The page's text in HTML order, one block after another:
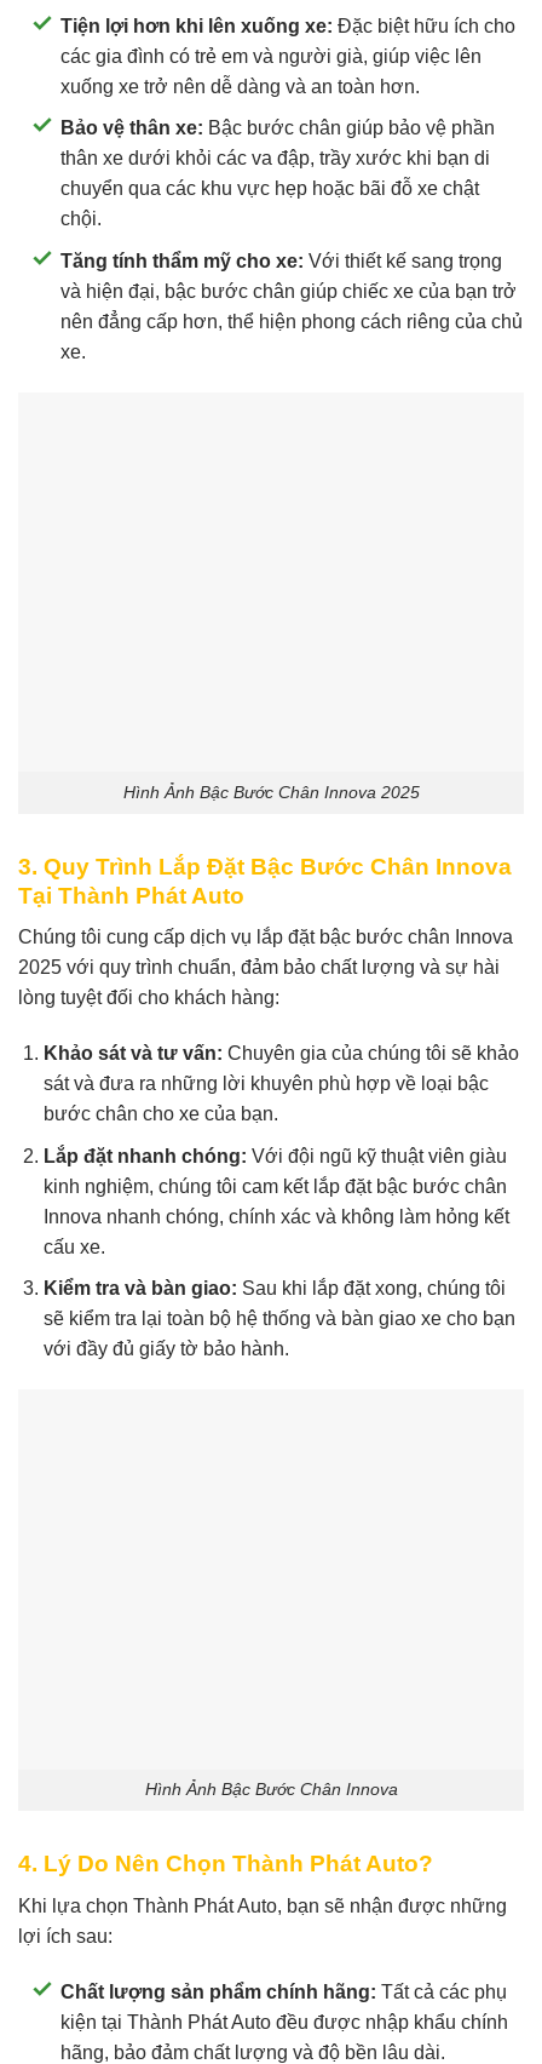
Tiện lợi hơn khi lên xuống xe: Đặc biệt hữu ích cho
các gia đình có trẻ em và người già, giúp việc lên
xuống xe trở nên dễ dàng và an toàn hơn.
Bảo vệ thân xe: Bậc bước chân giúp bảo vệ phần
thân xe dưới khỏi các va đập, trầy xước khi bạn di
chuyển qua các khu vực hẹp hoặc bãi đỗ xe chật
chội.
Tăng tính thẩm mỹ cho xe: Với thiết kế sang trọng
và hiện đại, bậc bước chân giúp chiếc xe của bạn trở
nên đẳng cấp hơn, thể hiện phong cách riêng của chủ
xe.
Hình Ảnh Bậc Bước Chân Innova 2025
3. Quy Trình Lắp Đặt Bậc Bước Chân Innova
Tại Thành Phát Auto
Chúng tôi cung cấp dịch vụ lắp đặt bậc bước chân Innova
2025 với quy trình chuẩn, đảm bảo chất lượng và sự hài
lòng tuyệt đối cho khách hàng:
Khảo sát và tư vấn: Chuyên gia của chúng tôi sẽ khảo
sát và đưa ra những lời khuyên phù hợp về loại bậc
bước chân cho xe của bạn.
Lắp đặt nhanh chóng: Với đội ngũ kỹ thuật viên giàu
kinh nghiệm, chúng tôi cam kết lắp đặt bậc bước chân
Innova nhanh chóng, chính xác và không làm hỏng kết
cấu xe.
Kiểm tra và bàn giao: Sau khi lắp đặt xong, chúng tôi
sẽ kiểm tra lại toàn bộ hệ thống và bàn giao xe cho bạn
với đầy đủ giấy tờ bảo hành.
Hình Ảnh Bậc Bước Chân Innova
4. Lý Do Nên Chọn Thành Phát Auto?
Khi lựa chọn Thành Phát Auto, bạn sẽ nhận được những
lợi ích sau:
Chất lượng sản phẩm chính hãng: Tất cả các phụ
kiện tại Thành Phát Auto đều được nhập khẩu chính
hãng, bảo đảm chất lượng và độ bền lâu dài.